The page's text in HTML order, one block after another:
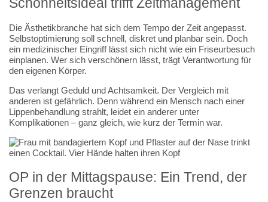
Schönheitsideal trifft Zeitmanagement
Die Ästhetikbranche hat sich dem Tempo der Zeit angepasst.
Selbstoptimierung soll schnell, diskret und planbar sein. Doch
ein medizinischer Eingriff lässt sich nicht wie ein Friseurbesuch
einplanen. Wer sich verschönern lässt, trägt Verantwortung für
den eigenen Körper.
Das verlangt Geduld und Achtsamkeit. Der Vergleich mit
anderen ist gefährlich. Denn während ein Mensch nach einer
Lippenbehandlung strahlt, leidet ein anderer unter
Komplikationen – ganz gleich, wie kurz der Termin war.
OP in der Mittagspause: Ein Trend, der
Grenzen braucht